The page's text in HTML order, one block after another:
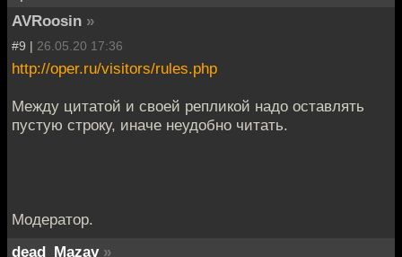
AVRoosin »
#9 | 26.05.20 17:36
http://oper.ru/visitors/rules.php
Между цитатой и своей репликой надо оставлять
пустую строку, иначе неудобно читать.
Модератор.
dead_Mazay »